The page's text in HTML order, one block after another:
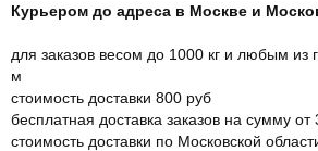
Курьером до адреса в Москве и
для заказов весом до 1000 кг и любым из
м
стоимость доставки 800 руб
бесплатная доставка заказов на сумму от
стоимость доставки по Московской